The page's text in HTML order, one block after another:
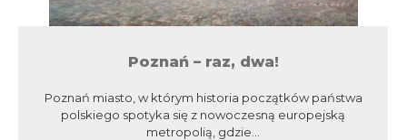
Poznań – raz, dwa!
Poznań miasto, w którym historia początków państwa
polskiego spotyka się z nowoczesną europejską
metropolią, gdzie...